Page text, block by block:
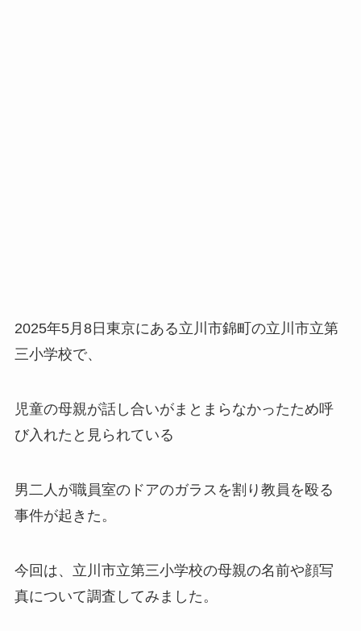
2025年5月8日東京にある立川市錦町の立川市立第
三小学校で、
児童の母親が話し合いがまとまらなかったため呼
び入れたと見られている
男二人が職員室のドアのガラスを割り教員を殴る
事件が起きた。
今回は、立川市立第三小学校の母親の名前や顔写
真について調査してみました。